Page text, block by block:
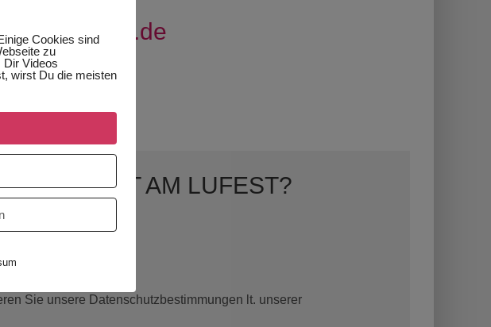
www.lufest.de
AM LUFEST?
Sie unsere Datenschutzbestimmungen lt. unserer
Cookies sind
zu
Dir Videos
wirst Du die meisten